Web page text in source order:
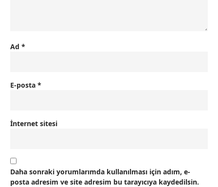
Ad *
E-posta *
İnternet sitesi
Daha sonraki yorumlarımda kullanılması için adım, e-
posta adresim ve site adresim bu tarayıcıya kaydedilsin.